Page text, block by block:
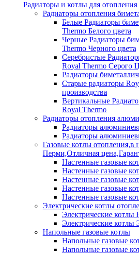
Радиаторы и котлы для отопления
Радиаторы отопления
Белые Радиаторы
Thermo Белого цвета
Черные Радиаторы
Thermo Черного цвета
Серебристые
Royal Thermo Серого
Радиаторы
Старые радиаторы
производства
Вертикальные
Royal Thermo
Радиаторы отопления
Радиаторы
Радиаторы
Газовые котлы отопления,в
Перми,Отличная
Настенные газовые
Настенные газовые
Настенные газовые
Настенные газовые
Настенные газовые
Электрические котлы
Электрические котлы
Электрические котлы
Напольные газовые котлы
Напольные газовые
Напольные газовые